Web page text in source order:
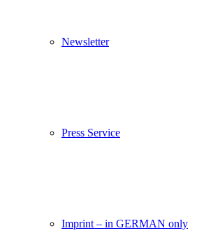
Newsletter
Press Service
Imprint – in GERMAN only